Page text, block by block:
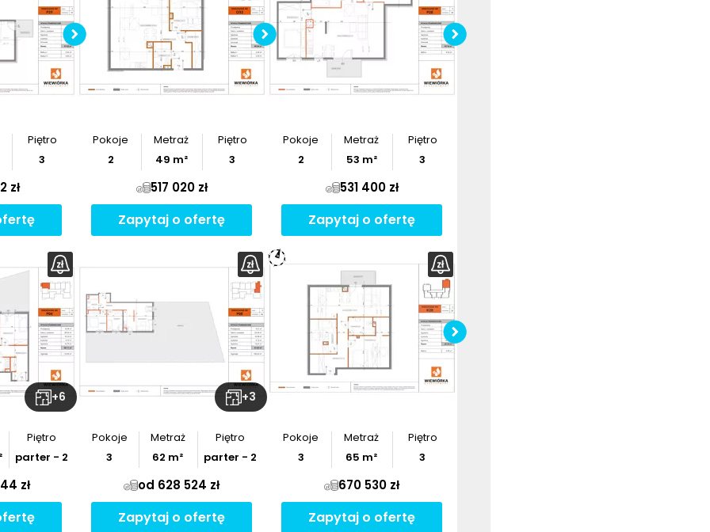
rzut Pobierzrzut
Piętro
3
zł
Pobierz
Pokoje
2
Metraż
49 m²
Piętro
3
517 020 zł
Zapytaj o ofertę
Pokoje
2
Metraż
53 m²
Piętro
3
531 400 zł
Zapytaj o ofertę
+6
Piętro
parter - 2
zł
+3
Pokoje
3
Metraż
62 m²
Piętro
parter - 2
od 628 524 zł
Zapytaj o ofertę
Pokoje
3
Metraż
65 m²
Piętro
3
670 530 zł
Zapytaj o ofertę